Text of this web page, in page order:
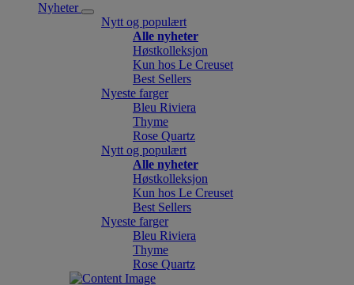
Nyheter
Nytt og populært
Alle nyheter
Høstkolleksjon
Kun hos Le Creuset
Best Sellers
Nyeste farger
Bleu Riviera
Thyme
Rose Quartz
Nytt og populært
Alle nyheter
Høstkolleksjon
Kun hos Le Creuset
Best Sellers
Nyeste farger
Bleu Riviera
Thyme
Rose Quartz